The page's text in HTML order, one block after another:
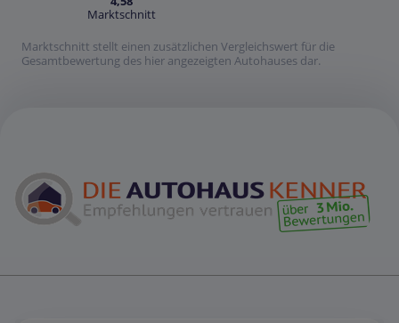
Marktschnitt
Marktschnitt stellt einen zusätzlichen Vergleichswert für die
Gesamtbewertung des hier angezeigten Autohauses dar.